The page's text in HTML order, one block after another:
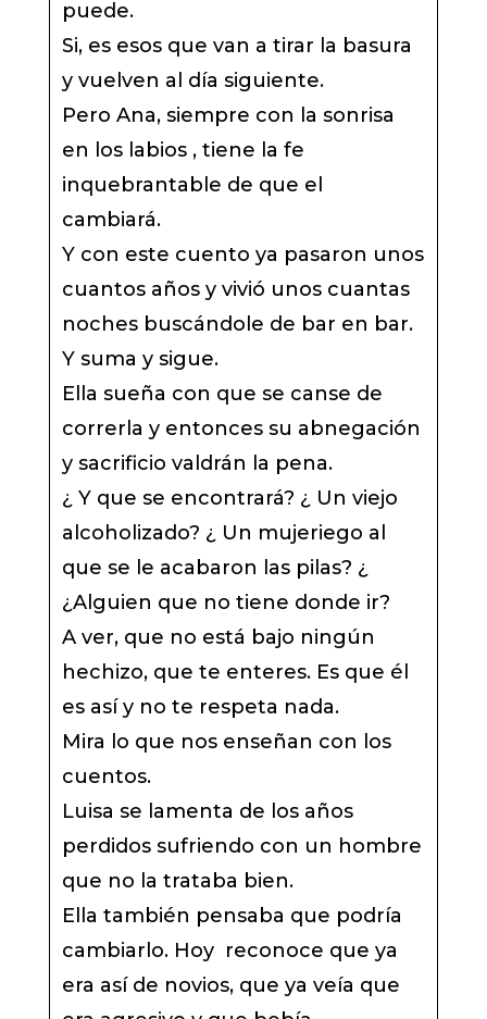
puede.
Si, es esos que van a tirar la basura
y vuelven al día siguiente.
Pero Ana, siempre con la sonrisa
en los labios , tiene la fe
inquebrantable de que el
cambiará.
Y con este cuento ya pasaron unos
cuantos años y vivió unos cuantas
noches buscándole de bar en bar.
Y suma y sigue.
Ella sueña con que se canse de
correrla y entonces su abnegación
y sacrificio valdrán la pena.
¿ Y que se encontrará? ¿ Un viejo
alcoholizado? ¿ Un mujeriego al
que se le acabaron las pilas? ¿
¿Alguien que no tiene donde ir?
A ver, que no está bajo ningún
hechizo, que te enteres. Es que él
es así y no te respeta nada.
Mira lo que nos enseñan con los
cuentos.
Luisa se lamenta de los años
perdidos sufriendo con un hombre
que no la trataba bien.
Ella también pensaba que podría
cambiarlo. Hoy reconoce que ya
era así de novios, que ya veía que